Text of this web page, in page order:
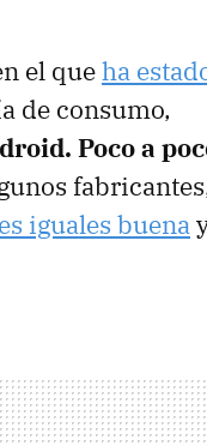
el queha
de consumo,
Poco a
iguales buena